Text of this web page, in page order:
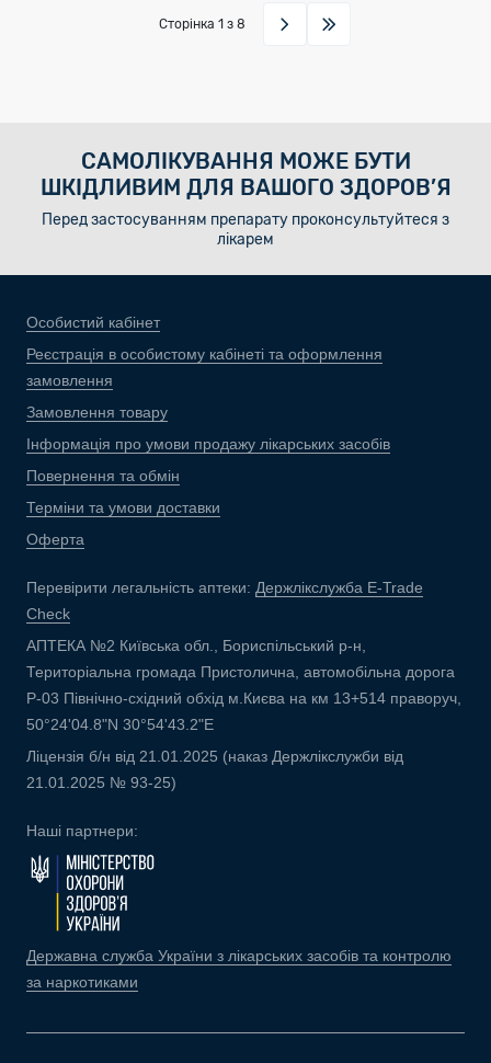
Сторінка 1 з 8
САМОЛІКУВАННЯ МОЖЕ БУТИ
ШКІДЛИВИМ ДЛЯ ВАШОГО ЗДОРОВ’Я
Перед застосуванням препарату проконсультуйтеся з
лікарем
Особистий кабінет
Реєстрація в особистому кабінеті та оформлення
замовлення
Замовлення товару
Інформація про умови продажу лікарських засобів
Повернення та обмін
Терміни та умови доставки
Оферта
Перевірити легальність аптеки: Держлікслужба E-Trade
Check
АПТЕКА №2 Київська обл., Бориспільський р-н,
Територіальна громада Пристолична, автомобільна дорога
Р-03 Північно-східний обхід м.Києва на км 13+514 праворуч,
50°24'04.8"N 30°54'43.2"E
Ліцензія б/н від 21.01.2025 (наказ Держлікслужби від
21.01.2025 № 93-25)
Наші партнери:
Державна служба України з лікарських засобів та контролю
за наркотиками